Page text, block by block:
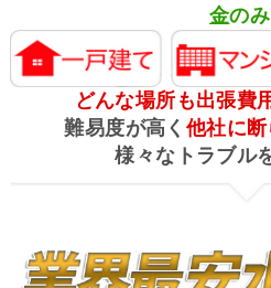
金の
どんな場所も出張費
難易度が高く 他社に
様々なトラブル